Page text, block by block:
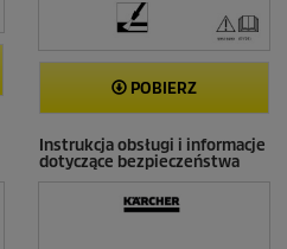
POBIERZ
Instrukcja obsługi i informacje
dotyczące bezpieczeństwa